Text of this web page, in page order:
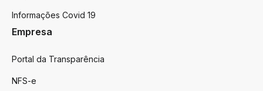
Informações Covid 19
Empresa
Portal da Transparência
NFS-e